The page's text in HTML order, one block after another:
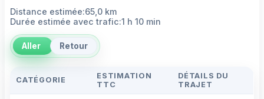
Distance estimée:65,0 km
Durée estimée avec trafic:1 h 10 min
Aller Retour
CATÉGORIE
ESTIMATION
TTC
DÉTAILS DU
TRAJET